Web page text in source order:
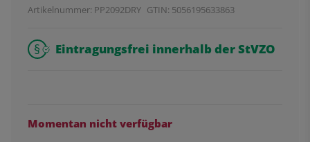
Artikelnummer: PP2092DRY GTIN: 5056195633863
Eintragungsfrei innerhalb der StVZO
Momentan nicht verfügbar